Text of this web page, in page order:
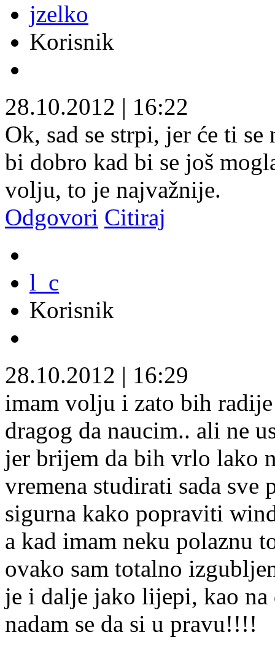
jzelko
Korisnik
28.10.2012 | 16:22
Ok, sad se strpi, jer će ti
bi dobro kad bi se još
volju, to je najvažnije.
Odgovori Citiraj
l_c
Korisnik
28.10.2012 | 16:29
imam volju i zato bih
dragog da naucim.. ali ne
jer brijem da bih vrlo lako
vremena studirati sada sve
sigurna kako popraviti
a kad imam neku polaznu
ovako sam totalno
je i dalje jako lijepi, kao
nadam se da si u pravu!!!!